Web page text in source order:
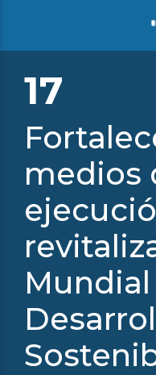
17
medios
Mundial
BECAS AQUAE/